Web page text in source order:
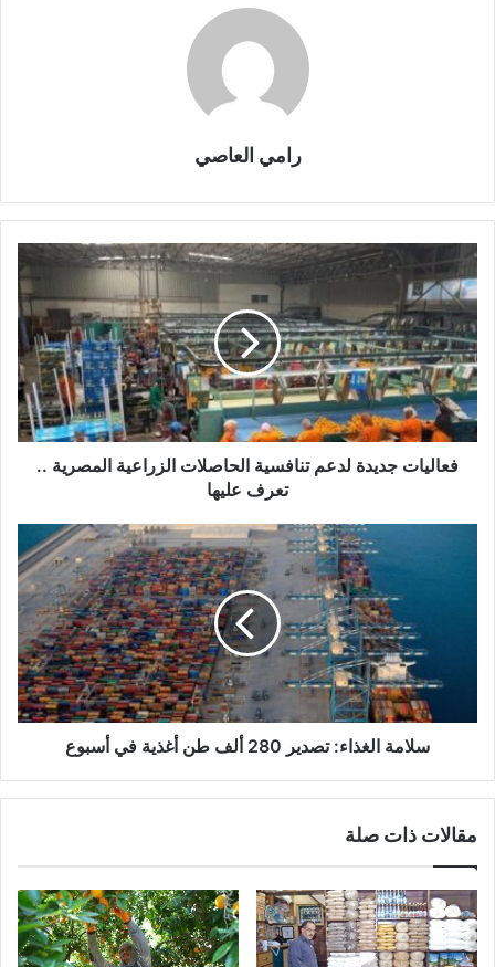
رامي العاصي
فعاليات جديدة لدعم تنافسية الحاصلات الزراعية المصرية ..
تعرف عليها
سلامة الغذاء: تصدير 280 ألف طن أغذية في أسبوع
مقالات ذات صلة